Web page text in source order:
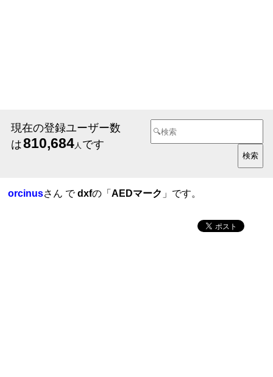
現在の登録ユーザー数
は810,684人 です
orcinusさん でdxfの「AEDマーク 」です。